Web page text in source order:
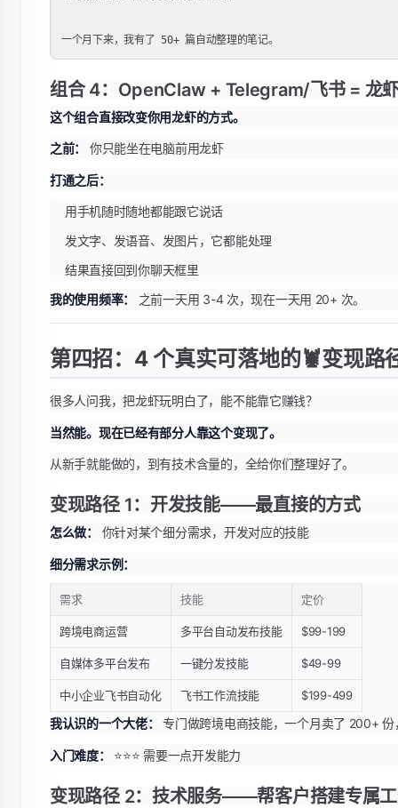
组合 4：OpenClaw + Telegram/飞书 = 龙
这个组合直接改变你用龙虾的方式。
之前： 你只能坐在电脑前用龙虾
打通之后：
用手机随时随地都能跟它说话
发文字、发语音、发图片，它都能处理
结果直接回到你聊天框里
我的使用频率：
之前一天用 3-4 次，现在一天用 20+ 次。
第四招：4 个真实可落地的🦞变现路
很多人问我，把龙虾玩明白了，能不能靠它赚钱？
当然能。现在已经有部分人靠这个变现了。
从新手就能做的，到有技术含量的，全给你们整理好了。
变现路径 1：开发技能——最直接的方式
怎么做： 你针对某个细分需求，开发对应的技能
细分需求示例：
需求 技能 定价
跨境电商运营 多平台自动发布技能 $99-199
自媒体多平台发布 一键分发技能 $49-99
中小企业飞书自动化 飞书工作流技能 $199-499
我认识的一个大佬： 专门做跨境电商技能，一个月卖了 200+
入门难度： ⭐⭐⭐ 需要一点开发能力
变现路径 2：技术服务——帮客户搭建专属